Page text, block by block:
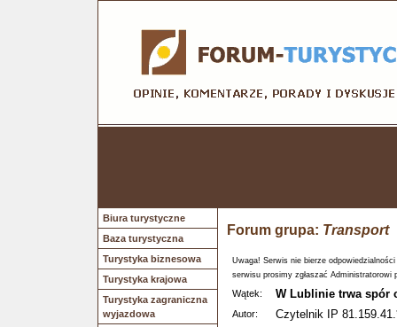
Biura turystyczne
Baza turystyczna
Turystyka biznesowa
Turystyka krajowa
Turystyka zagraniczna
wyjazdowa
Forum grupa: Transport
Uwaga! Serwis nie bierze
serwisu prosimy zgłaszać Administratorowi
Wątek: W Lublinie trwa spór
Autor: Czytelnik IP